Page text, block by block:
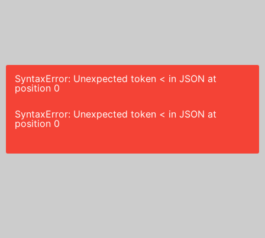
SyntaxError: Unexpected token < in JSON at
position 0
SyntaxError: Unexpected token < in JSON at
position 0